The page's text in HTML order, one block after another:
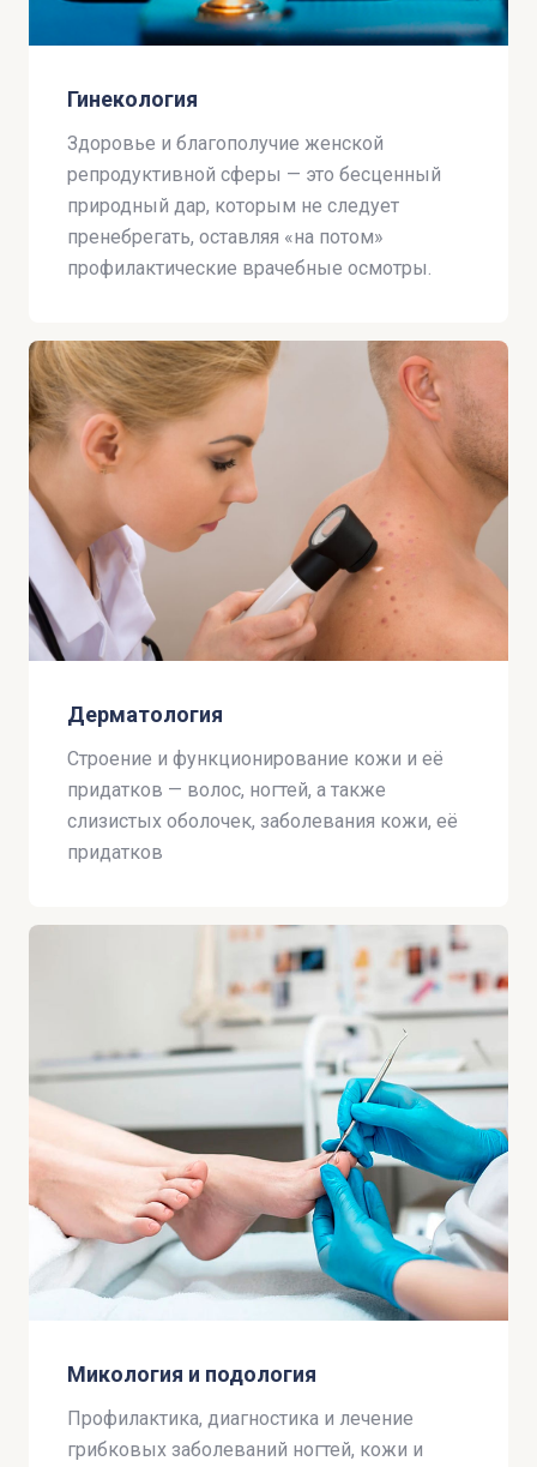
Гинекология
Здоровье и благополучие женской
репродуктивной сферы — это бесценный
природный дар, которым не следует
пренебрегать, оставляя «на потом»
профилактические врачебные осмотры.
Дерматология
Строение и функционирование кожи и её
придатков — волос, ногтей, а также
слизистых оболочек, заболевания кожи, её
придатков
Микология и подология
Профилактика, диагностика и лечение
грибковых заболеваний ногтей, кожи и